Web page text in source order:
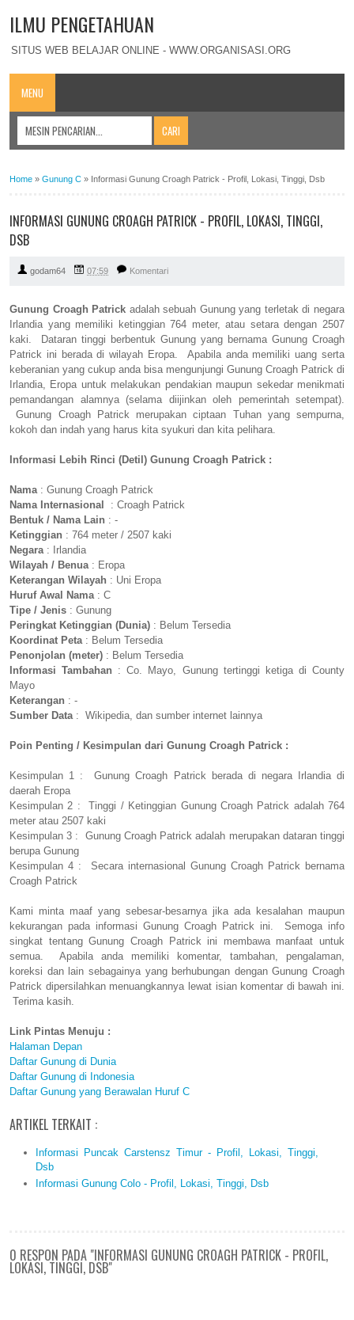
ILMU PENGETAHUAN
SITUS WEB BELAJAR ONLINE - WWW.ORGANISASI.ORG
MENU
Home » Gunung C » Informasi Gunung Croagh Patrick - Profil, Lokasi, Tinggi, Dsb
INFORMASI GUNUNG CROAGH PATRICK - PROFIL, LOKASI, TINGGI,
DSB
godam64 07:59 Komentari
Gunung Croagh Patrick adalah sebuah Gunung yang terletak di negara
Irlandia yang memiliki ketinggian 764 meter, atau setara dengan 2507
kaki. Dataran tinggi berbentuk Gunung yang bernama Gunung Croagh
Patrick ini berada di wilayah Eropa. Apabila anda memiliki uang serta
keberanian yang cukup anda bisa mengunjungi Gunung Croagh Patrick di
Irlandia, Eropa untuk melakukan pendakian maupun sekedar menikmati
pemandangan alamnya (selama diijinkan oleh pemerintah setempat).
Gunung Croagh Patrick merupakan ciptaan Tuhan yang sempurna,
kokoh dan indah yang harus kita syukuri dan kita pelihara.
Informasi Lebih Rinci (Detil) Gunung Croagh Patrick :
Nama: Gunung Croagh Patrick
Nama Internasional
: Croagh Patrick
Bentuk / Nama Lain : -
Ketinggian : 764 meter / 2507 kaki
Negara: Irlandia
Wilayah / Benua: Eropa
Keterangan Wilayah : Uni Eropa
Huruf Awal Nama: C
Tipe / Jenis : Gunung
Peringkat Ketinggian (Dunia) : Belum Tersedia
Koordinat Peta: Belum Tersedia
Penonjolan (meter) : Belum Tersedia
Informasi Tambahan : Co. Mayo, Gunung tertinggi ketiga di County
Mayo
Keterangan : -
Sumber Data: Wikipedia, dan sumber internet lainnya
Poin Penting / Kesimpulan dari Gunung Croagh Patrick :
Kesimpulan 1 : Gunung Croagh Patrick berada di negara Irlandia di
daerah Eropa
Kesimpulan 2 : Tinggi / Ketinggian Gunung Croagh Patrick adalah 764
meter atau 2507 kaki
Kesimpulan 3 : Gunung Croagh Patrick adalah merupakan dataran tinggi
berupa Gunung
Kesimpulan 4 : Secara internasional Gunung Croagh Patrick bernama
Croagh Patrick
Kami minta maaf yang sebesar-besarnya jika ada kesalahan maupun
kekurangan pada informasi Gunung Croagh Patrick ini. Semoga info
singkat tentang Gunung Croagh Patrick ini membawa manfaat untuk
semua. Apabila anda memiliki komentar, tambahan, pengalaman,
koreksi dan lain sebagainya yang berhubungan dengan Gunung Croagh
Patrick dipersilahkan menuangkannya lewat isian komentar di bawah ini.
Terima kasih.
Link Pintas Menuju :
Halaman Depan
Daftar Gunung di Dunia
Daftar Gunung di Indonesia
Daftar Gunung yang Berawalan Huruf C
ARTIKEL TERKAIT :
Informasi Puncak Carstensz Timur - Profil, Lokasi, Tinggi,
Dsb
Informasi Gunung Colo - Profil, Lokasi, Tinggi, Dsb
0 RESPON PADA "INFORMASI GUNUNG CROAGH PATRICK - PROFIL,
LOKASI, TINGGI, DSB"